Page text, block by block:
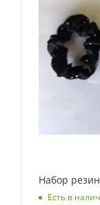
Набор
Есть в